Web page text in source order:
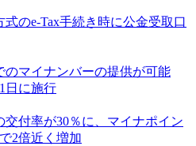
のe-Tax手続き時に公金受取口
のマイナンバーの提供が可能
日に施行
交付率が30％に、マイナポイン
2倍近く増加